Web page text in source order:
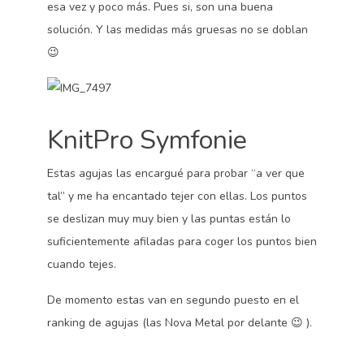
esa vez y poco más. Pues si, son una buena
solución. Y las medidas más gruesas no se doblan
😉
KnitPro Symfonie
Estas agujas las encargué para probar “a ver que
tal” y me ha encantado tejer con ellas. Los puntos
se deslizan muy muy bien y las puntas están lo
suficientemente afiladas para coger los puntos bien
cuando tejes.
De momento estas van en segundo puesto en el
ranking de agujas (las Nova Metal por delante 😉 ).